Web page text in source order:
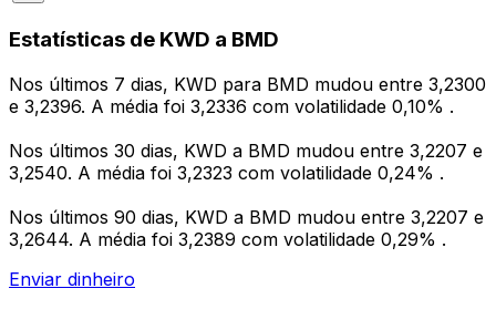
Estatísticas de KWD a BMD
Nos últimos 7 dias, KWD para BMD mudou entre 3,2300
e 3,2396. A média foi 3,2336 com volatilidade 0,10% .
Nos últimos 30 dias, KWD a BMD mudou entre 3,2207 e
3,2540. A média foi 3,2323 com volatilidade 0,24% .
Nos últimos 90 dias, KWD a BMD mudou entre 3,2207 e
3,2644. A média foi 3,2389 com volatilidade 0,29% .
Enviar dinheiro